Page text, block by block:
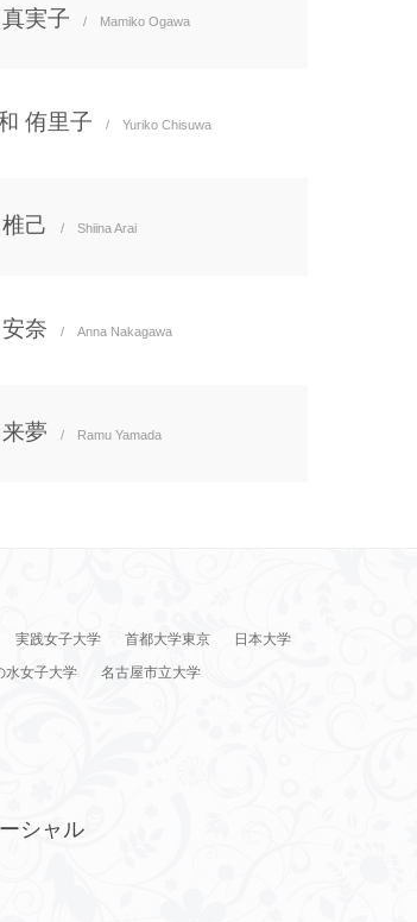
実子 / Mamiko Ogawa
侑里子 / Yuriko Chisuwa
己 / Shiina Arai
奈 / Anna Nakagawa
夢 / Ramu Yamada
実践女子大学 首都大学東京
日本大学
水女子大学
名古屋市立大学
シャル